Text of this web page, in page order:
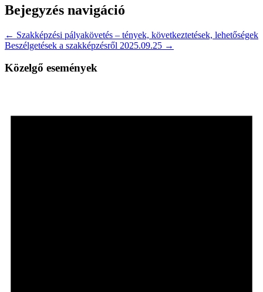
Bejegyzés navigáció
← Szakképzési pályakövetés – tények, következtetések, lehetőségek
Beszélgetések a szakképzésről 2025.09.25 →
Közelgő események